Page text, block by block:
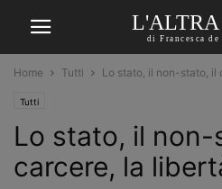
L'ALTRA
di Francesca
Home Tutti Lo stato, il non-stato, il
Tutti
Lo stato, il non-
carcere, la